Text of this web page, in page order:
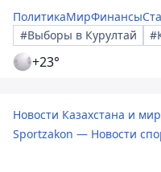
ПолитикаМирФинансы
#Выборы в Курултай
+23°
Новости Казахстана и
Sportzakon — Новости